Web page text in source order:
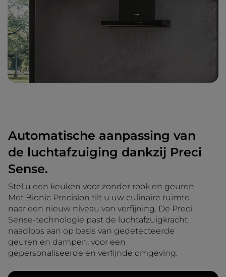
Automatische aanpassing van
de luchtafzuiging dankzij Preci
Sense.
Stel u een keuken voor zonder rook en geuren.
Met Bionic Precision tilt u uw culinaire ruimte
naar een nieuw niveau van verfijning. De Preci
Sense-technologie past de luchtafzuigkracht
naadloos aan op basis van gedetecteerde
geuren en dampen, voor een
gepersonaliseerde en verfijnde omgeving.